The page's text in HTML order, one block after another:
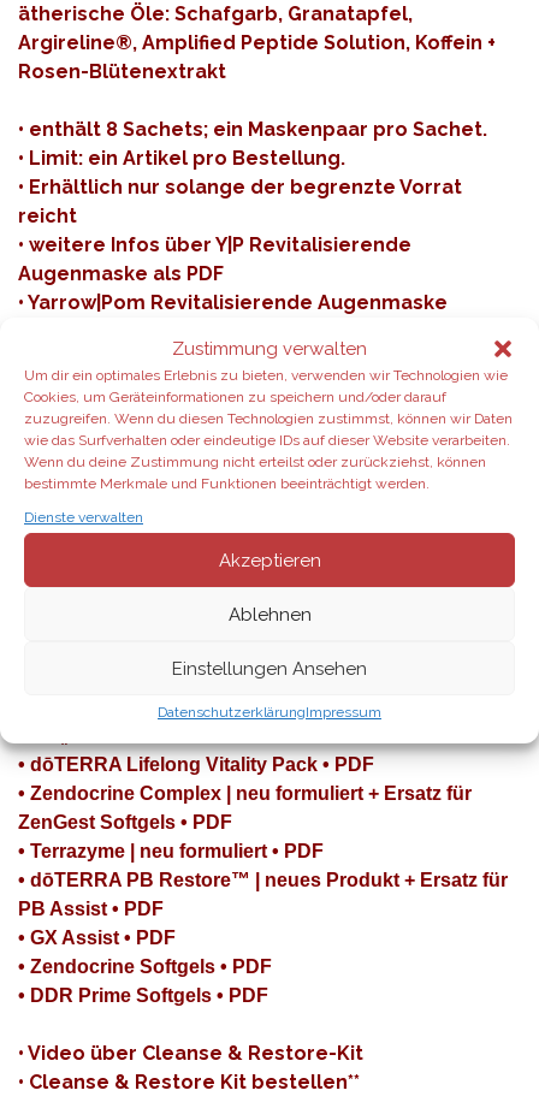
Zustimmung verwalten
Um dir ein optimales Erlebnis zu bieten, verwenden wir Technologien wie
Cookies, um Geräteinformationen zu speichern und/oder darauf
zuzugreifen. Wenn du diesen Technologien zustimmst, können wir Daten
wie das Surfverhalten oder eindeutige IDs auf dieser Website verarbeiten.
Wenn du deine Zustimmung nicht erteilst oder zurückziehst, können
bestimmte Merkmale und Funktionen beeinträchtigt werden.
Dienste verwalten
Akzeptieren
Ablehnen
Einstellungen Ansehen
DatenschutzerklärungImpressum
ätherische Öle: Schafgarb, Granatapfel,
Argireline®, Amplified Peptide Solution, Koffein +
Rosen-Blütenextrakt
• enthält 8 Sachets; ein Maskenpaar pro Sachet.
• Limit: ein Artikel pro Bestellung.
• Erhältlich nur solange der begrenzte Vorrat
reicht
• weitere Infos über Y|P Revitalisierende
Augenmaske als PDF
• Yarrow|Pom Revitalisierende Augenmaske
Produkt-UpDate:Das Cleanse & Restore Kit
formulierter Produkte wurde das neue Cleanse & Restore
Kit mit verbesserten Wellnessprodukten +
Nahrungsergänzungen bestückt, die wichtige Aspekte
deines Wohlbefindens und Gesundheit im Fokus haben.
• dōTERRA Lifelong Vitality Pack • PDF
• Zendocrine Complex | neu formuliert + Ersatz für
ZenGest Softgels • PDF
• Terrazyme | neu formuliert • PDF
• dōTERRA PB Restore™ | neues Produkt + Ersatz für
PB Assist • PDF
• GX Assist • PDF
• Zendocrine Softgels • PDF
• DDR Prime Softgels • PDF
• Video über Cleanse & Restore-Kit
• Cleanse & Restore Kit bestellen**